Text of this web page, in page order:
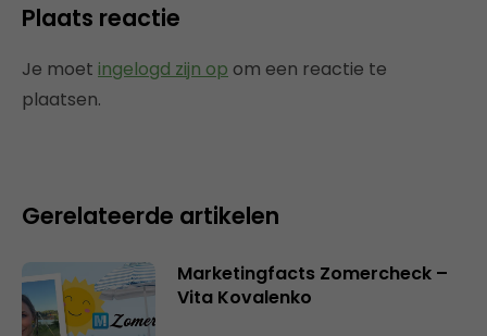
Plaats reactie
Je moet ingelogd zijn op om een reactie te
plaatsen.
Gerelateerde artikelen
Marketingfacts Zomercheck –
Vita Kovalenko